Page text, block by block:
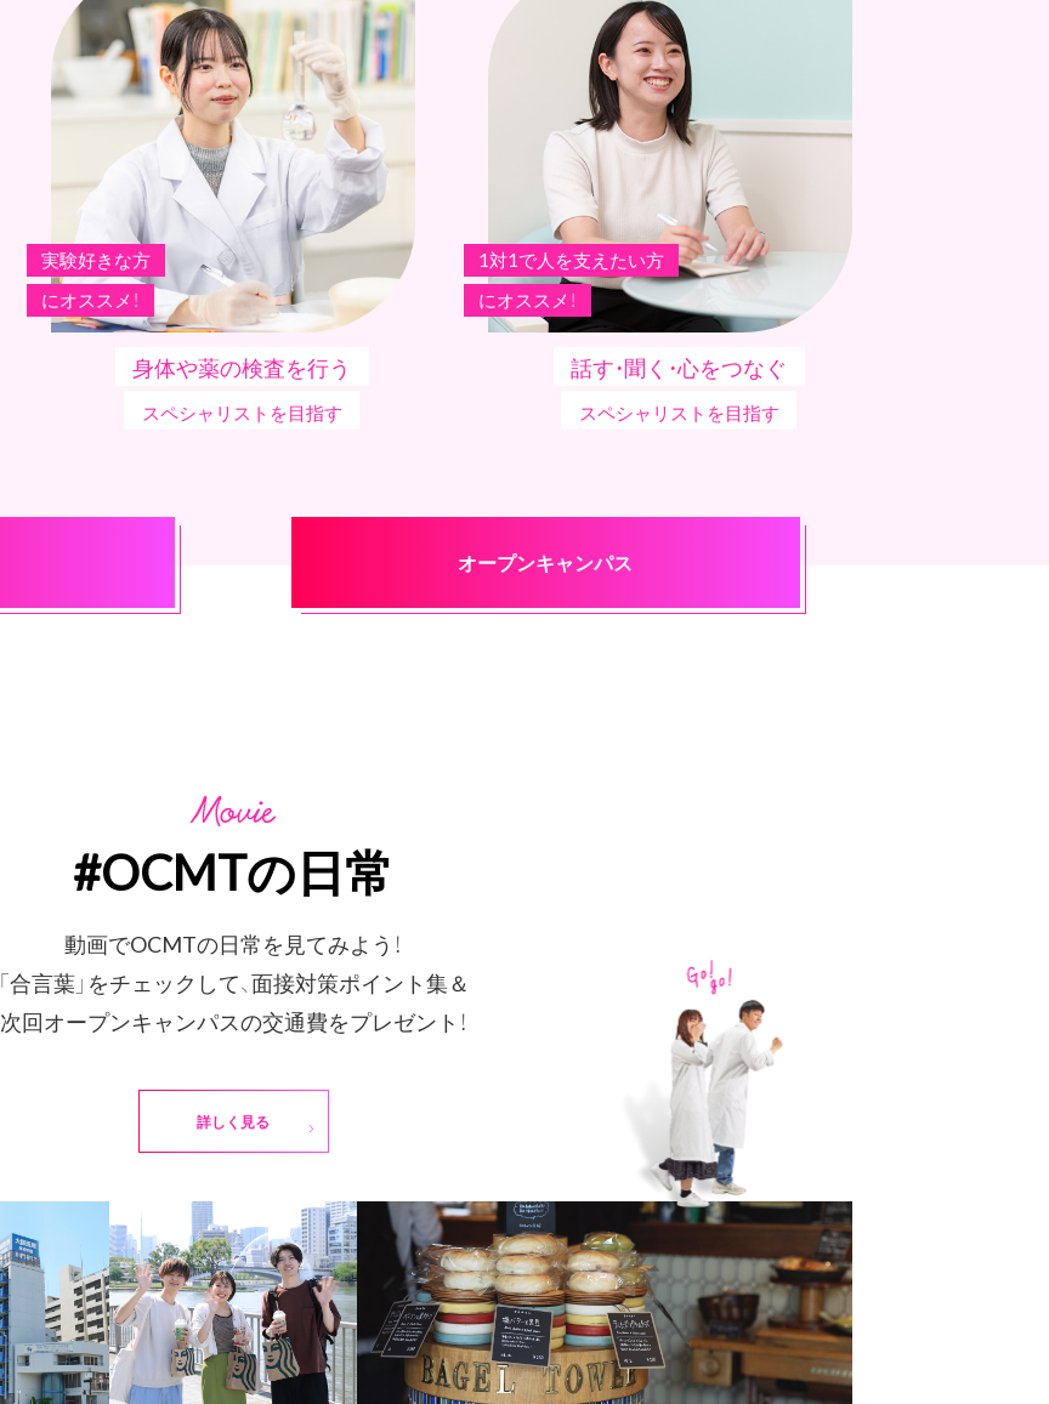
実験好きな方
にオススメ！
身体や薬の検査を行う
スペシャリストを目指す
1対1で人を支えたい方
にオススメ！
話す・聞く・心をつなぐ
スペシャリストを目指す
オープンキャンパス
#OCMTの日常
動画でOCMTの日常を見てみよう！
「合言葉」をチェックして、面接対策ポイント集＆
次回オープンキャンパスの交通費をプレゼント！
詳しく見る